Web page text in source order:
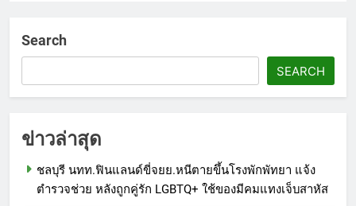
Search
SEARCH
ข่าวล่าสุด
ชลบุรี นทท.ฟินแลนด์ขี่จยย.หนีตายขึ้นโรงพักพัทยา แจ้ง
ตำรวจช่วย หลังถูกคู่รัก LGBTQ+ ใช้ของมีคมแทงเจ็บสาหัส